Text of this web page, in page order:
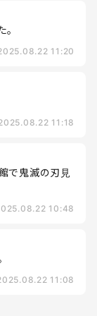
11:20
11:18
で鬼滅の刃見
10:48
11:08